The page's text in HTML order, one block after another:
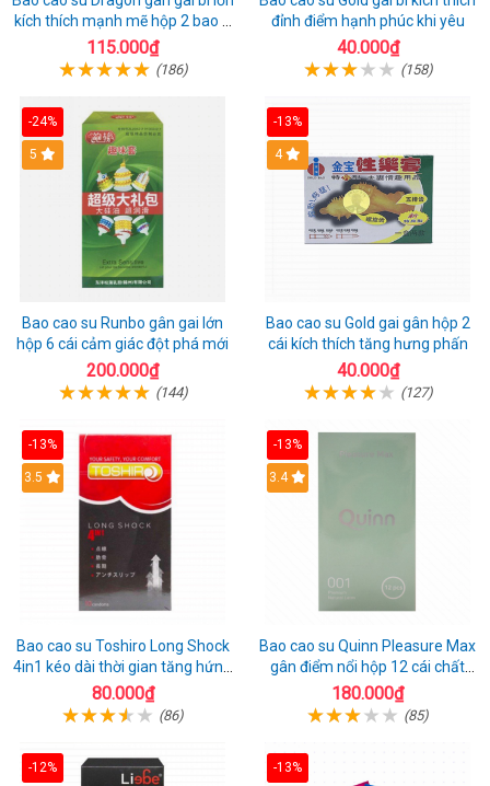
kích thích mạnh mẽ hộp 2 bao +
1 riêng
115.000₫
(186)
đỉnh điểm hạnh phúc khi yêu
40.000₫
(158)
-24%
Hot
5
Bao cao su Runbo gân gai lớn
hộp 6 cái cảm giác đột phá mới
200.000₫
(144)
-13%
Hot
4
Bao cao su Gold gai gân hộp 2
cái kích thích tăng hưng phấn
40.000₫
(127)
-13%
3.5
Bao cao su Toshiro Long Shock
4in1 kéo dài thời gian tăng hứng
thú hộp 10
80.000₫
(86)
-13%
3.4
Bao cao su Quinn Pleasure Max
gân điểm nổi hộp 12 cái chất
lượng
180.000₫
(85)
-12% -13%